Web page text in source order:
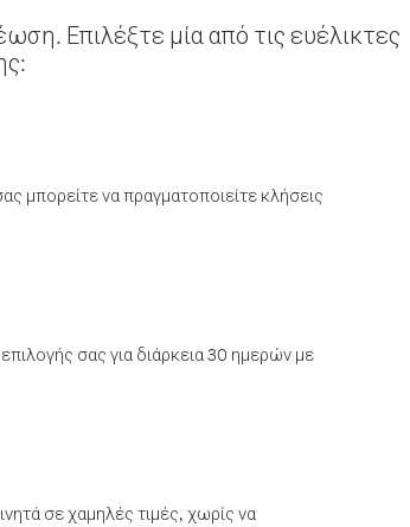
Επιλέξτε μία από τις ευέλικτες
μπορείτε να πραγματοποιείτε κλήσεις
σας για διάρκεια 30 ημερών με
σε χαμηλές τιμές, χωρίς να